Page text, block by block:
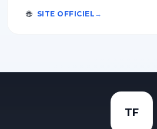
🌐 SITE OFFICIEL
TF